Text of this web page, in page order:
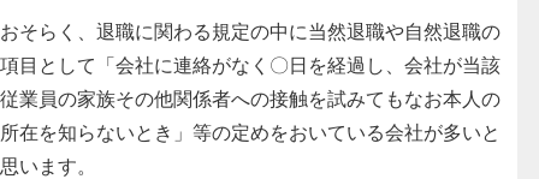
おそらく、退職に関わる規定の中に当然退職や自然退職の
項目として「会社に連絡がなく〇日を経過し、会社が当該
従業員の家族その他関係者への接触を試みてもなお本人の
所在を知らないとき」等の定めをおいている会社が多いと
思います。